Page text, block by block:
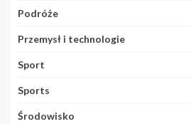
Podróże
Przemysł i technologie
Sport
Sports
Środowisko